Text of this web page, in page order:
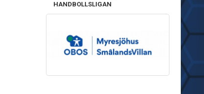
HANDBOLLSLIGAN